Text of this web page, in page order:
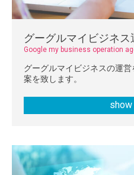
グーグルマイビジネス
Google my business operation
グーグルマイビジネスの運
案を致します。